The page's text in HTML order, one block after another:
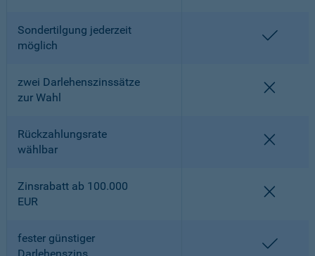
Sondertilgung jederzeit
möglich
zwei Darlehenszinssätze
zur Wahl
Rückzahlungsrate
wählbar
Zinsrabatt ab 100.000
EUR
fester günstiger